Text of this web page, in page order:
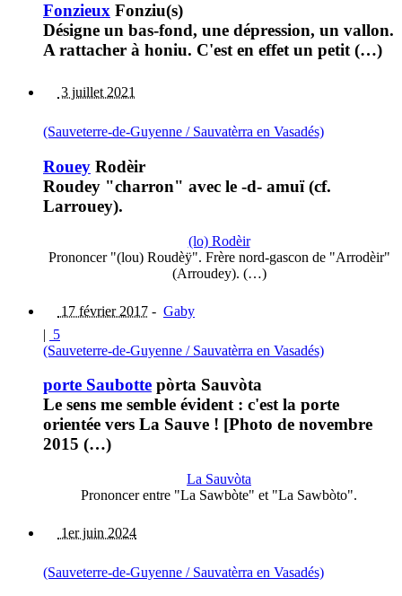
Fonzieux Fonziu(s)
Désigne un bas-fond, une dépression, un vallon.
A rattacher à honiu. C'est en effet un petit (…)
3 juillet 2021
(Sauveterre-de-Guyenne / Sauvatèrra en Vasadés)
Rouey Rodèir
Roudey "charron" avec le -d- amuï (cf.
Larrouey).
(lo) Rodèir
Prononcer "(lou) Roudèÿ". Frère nord-gascon de "Arrodèir"
(Arroudey). (…)
17 février 2017 - Gaby
| 5
(Sauveterre-de-Guyenne / Sauvatèrra en Vasadés)
porte Saubotte pòrta Sauvòta
Le sens me semble évident : c'est la porte
orientée vers La Sauve ! [Photo de novembre
2015 (…)
La Sauvòta
Prononcer entre "La Sawbòte" et "La Sawbòto".
1er juin 2024
(Sauveterre-de-Guyenne / Sauvatèrra en Vasadés)